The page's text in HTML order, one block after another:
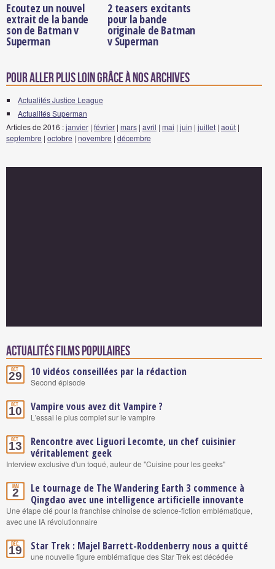
Ecoutez un nouvel
extrait de la bande
son de Batman v
Superman
2 teasers excitants
pour la bande
originale de Batman
v Superman
Pour aller plus loin grâce à nos archives
Actualités Justice League
Actualités Superman
Articles de 2016 :janvier | février | mars | avril | mai | juin | juillet | août |
septembre | octobre | novembre | décembre
Actualités Films populaires
Oct.
29 10 vidéos conseillées par la rédaction
Second épisode
Oct.
10 Vampire vous avez dit Vampire ?
L'essai le plus complet sur le vampire
Oct.
13
Rencontre avec Liguori Lecomte, un chef cuisinier
véritablement geek
Interview exclusive d'un toqué, auteur de "Cuisine pour les geeks"
Mai
2
Le tournage de The Wandering Earth 3 commence à
Qingdao avec une intelligence artificielle innovante
Une étape clé pour la franchise chinoise de science-fiction emblématique,
avec une IA révolutionnaire
Déc.
19 Star Trek : Majel Barrett-Roddenberry nous a quitté
une nouvelle figure emblématique des Star Trek est décédée